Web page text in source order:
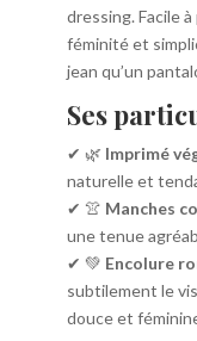
dressing. Facile
féminité et
jean qu’un
Ses
✔ 🌿 Imprimé
naturelle et
✔ 👚 Manches
une tenue
✔ 💚 Encolure
subtilement le
douce et